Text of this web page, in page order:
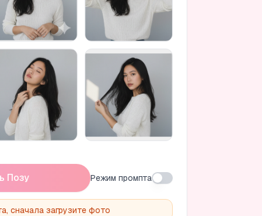
Позу Режим промпта
сначала загрузите фото